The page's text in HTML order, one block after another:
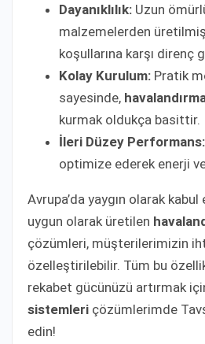
Dayanıklılık: Uzun
malzemelerden
koşullarına karşı direnç
Kolay Kurulum: Pratik
sayesinde,
kurmak oldukça basittir.
İleri Düzey Performans:
optimize ederek enerji
Avrupa’da yaygın olarak
uygun olarak üretilen
çözümleri, müşterilerimizin
özelleştirilebilir. Tüm bu
rekabet gücünüzü artırmak
sistemleri çözümlerimde
edin!